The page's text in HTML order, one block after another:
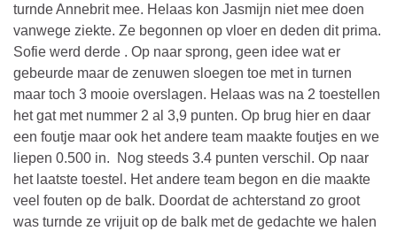
turnde Annebrit mee. Helaas kon Jasmijn niet mee doen
vanwege ziekte. Ze begonnen op vloer en deden dit prima.
Sofie werd derde . Op naar sprong, geen idee wat er
gebeurde maar de zenuwen sloegen toe met in turnen
maar toch 3 mooie overslagen. Helaas was na 2 toestellen
het gat met nummer 2 al 3,9 punten. Op brug hier en daar
een foutje maar ook het andere team maakte foutjes en we
liepen 0.500 in. Nog steeds 3.4 punten verschil. Op naar
het laatste toestel. Het andere team begon en die maakte
veel fouten op de balk. Doordat de achterstand zo groot
was turnde ze vrijuit op de balk met de gedachte we halen